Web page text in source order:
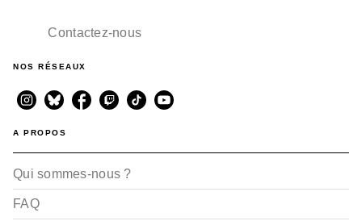
Contactez-nous
NOS RÉSEAUX
A PROPOS
Qui sommes-nous ?
FAQ